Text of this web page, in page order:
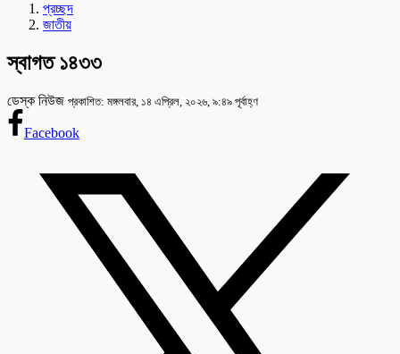
প্রচ্ছদ
জাতীয়
স্বাগত ১৪৩৩
ডেস্ক নিউজ প্রকাশিত: মঙ্গলবার, ১৪ এপ্রিল, ২০২৬, ৯:৪৯ পূর্বাহ্ণ
Facebook